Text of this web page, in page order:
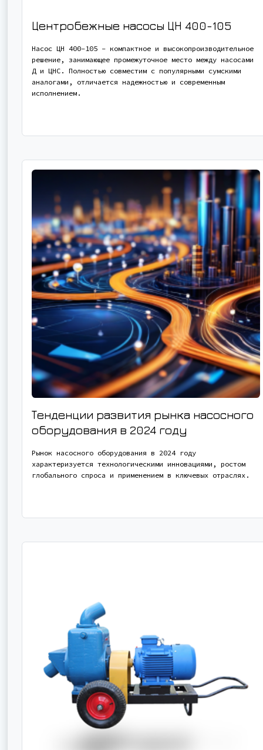
Центробежные насосы ЦН 400-105
Насос ЦН 400-105 - компактное и высокопроизводительное
решение, занимающее промежуточное место между насосами
Д и ЦНС. Полностью совместим с популярными сумскими
аналогами, отличается надежностью и современным
исполнением.
Тенденции развития рынка насосного
оборудования в 2024 году
Рынок насосного оборудования в 2024 году
характеризуется технологическими инновациями, ростом
глобального спроса и применением в ключевых отраслях.